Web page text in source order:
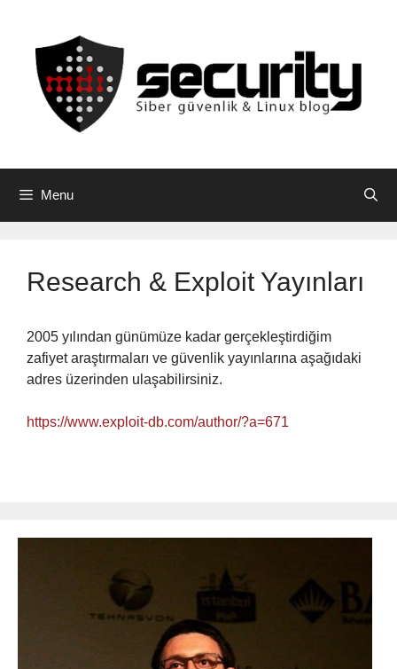
content
Menu
Research & Exploit Yayınları
2005 yılından günümüze kadar gerçekleştirdiğim
zafiyet araştırmaları ve güvenlik yayınlarına aşağıdaki
adres üzerinden ulaşabilirsiniz.
https://www.exploit-db.com/author/?a=671